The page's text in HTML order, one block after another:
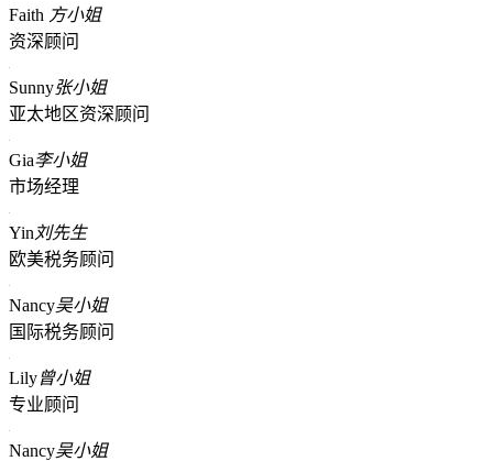
Faith 方小姐
资深顾问
Sunny张小姐
亚太地区资深顾问
Gia李小姐
市场经理
Yin 刘先生
欧美税务顾问
Nancy吴小姐
国际税务顾问
Lily曾小姐
专业顾问
Nancy吴小姐